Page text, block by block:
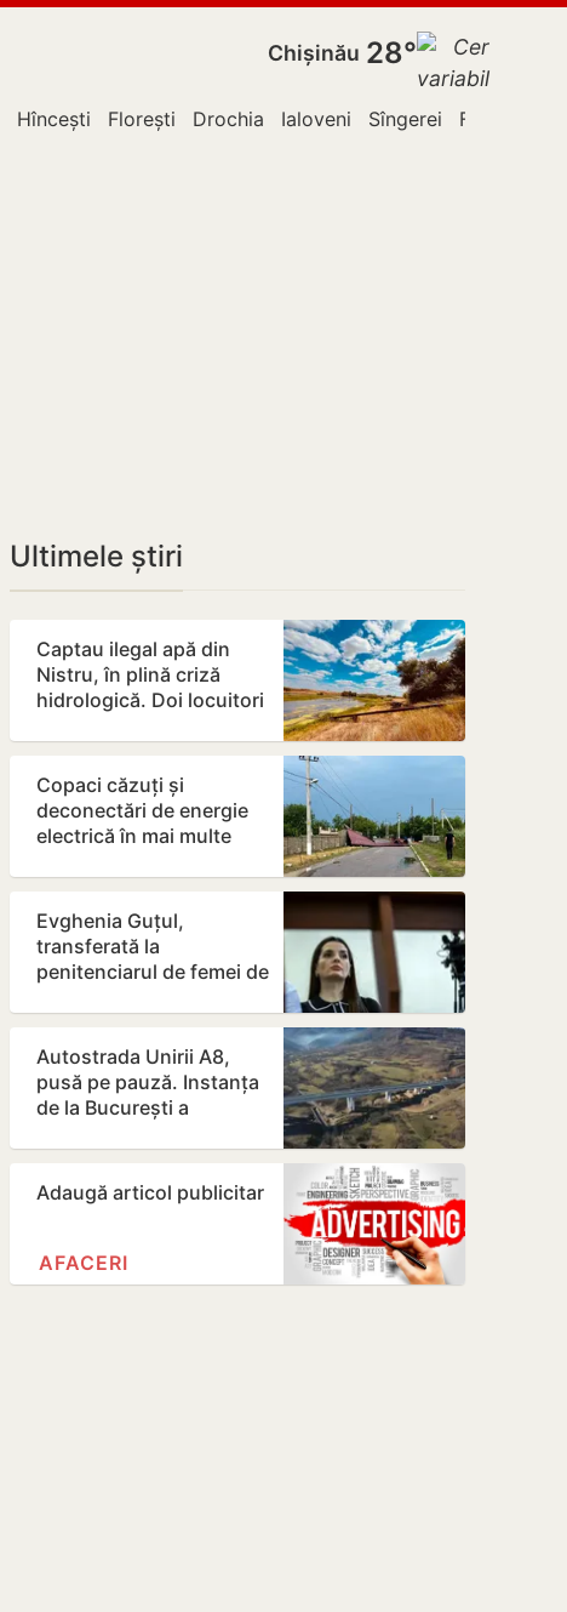
Chișinău 28°
Hîncești Florești Drochia Ialoveni Sîngerei Fălești
Ultimele știri
Captau ilegal apă din
Nistru, în plină criză
hidrologică. Doi locuitori
Copaci căzuți și
deconectări de energie
electrică în mai multe
și…
Evghenia Guțul,
transferată la
penitenciarul de femei de
Autostrada Unirii A8,
pusă pe pauză. Instanța
de la București a
Adaugă articol publicitar
AFACERI